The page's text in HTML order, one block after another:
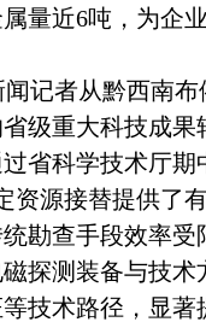
量近6吨，为企
记者从黔西南布
省级重大科技成
省科学技术厅期
源接替提供了有
勘查手段效率受
探测装备与技术
技术路径，显著